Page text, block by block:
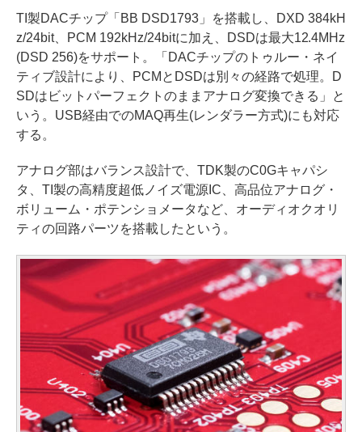
TI製DACチップ「BB DSD1793」を搭載し、DXD 384kH
z/24bit、PCM 192kHz/24bitに加え、DSDは最大12.4MHz
(DSD 256)をサポート。「DACチップのトゥルー・ネイ
ティブ設計により、PCMとDSDは別々の経路で処理。D
SDはビットパーフェクトのままアナログ変換できる」と
いう。USB経由でのMAQ再生(レンダラー方式)にも対応
する。
アナログ部はバランス設計で、TDK製のC0Gキャパシ
タ、TI製の高精度超低ノイズ電源IC、高品位アナログ・
ボリューム・ポテンショメータなど、オーディオクオリ
ティの回路パーツを搭載したという。